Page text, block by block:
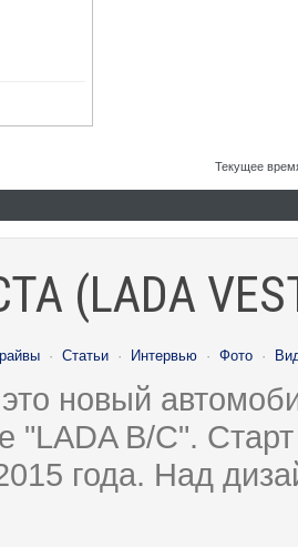
Текущее
(LADA
· Статьи · Интервью · Фото ·
новый
"LADA B/C".
года. Над